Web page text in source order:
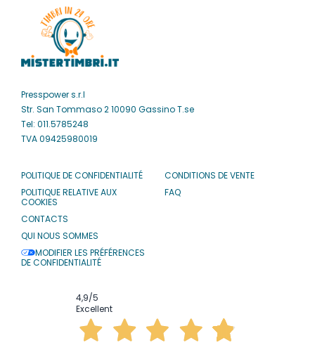
Presspower s.r.l
Str. San Tommaso 2 10090 Gassino T.se
Tel: 011.5785248
TVA 09425980019
POLITIQUE DE CONFIDENTIALITÉ
POLITIQUE RELATIVE AUX
COOKIES
CONTACTS
QUI NOUS SOMMES
MODIFIER LES PRÉFÉRENCES
DE CONFIDENTIALITÉ
CONDITIONS DE VENTE
FAQ
4,9/5
Excellent